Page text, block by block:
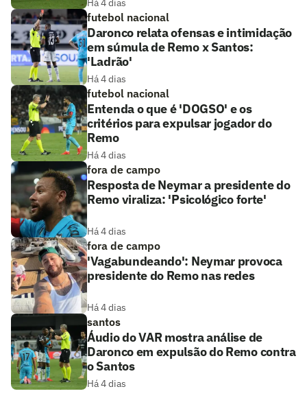
Há 4 dias
futebol nacional
Daronco relata ofensas e intimidação
em súmula de Remo x Santos:
'Ladrão'
Há 4 dias
futebol nacional
Entenda o que é 'DOGSO' e os
critérios para expulsar jogador do
Remo
Há 4 dias
fora de campo
Resposta de Neymar a presidente do
Remo viraliza: 'Psicológico forte'
Há 4 dias
fora de campo
'Vagabundeando': Neymar provoca
presidente do Remo nas redes
Há 4 dias
santos
Áudio do VAR mostra análise de
Daronco em expulsão do Remo contra
o Santos
Há 4 dias